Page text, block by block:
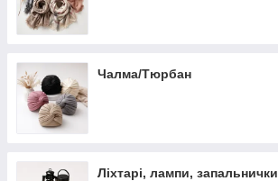
Чалма/Тюрбан
Ліхтарі, лампи, запальнички